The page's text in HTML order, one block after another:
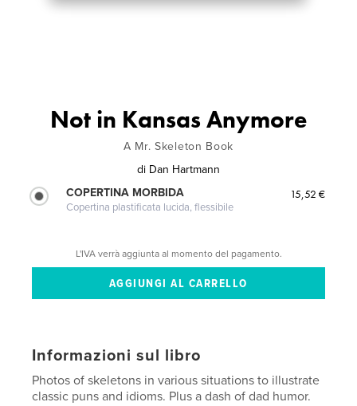
Not in Kansas Anymore
A Mr. Skeleton Book
di Dan Hartmann
COPERTINA MORBIDA
Copertina plastificata lucida, flessibile
15,52 €
L'IVA verrà aggiunta al momento del pagamento.
Informazioni sul libro
Photos of skeletons in various situations to illustrate
classic puns and idioms. Plus a dash of dad humor.